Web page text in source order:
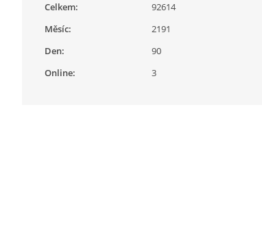
Online: 3
Celkem:
92614
Měsíc:
2191
Den:
90